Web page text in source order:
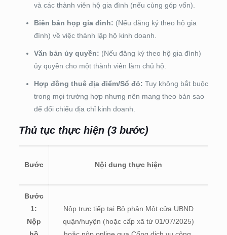
và các thành viên hộ gia đình (nếu cùng góp vốn).
Biên bản họp gia đình: (Nếu đăng ký theo hộ gia
đình) về việc thành lập hộ kinh doanh.
Văn bản ủy quyền: (Nếu đăng ký theo hộ gia đình)
ủy quyền cho một thành viên làm chủ hộ.
Hợp đồng thuê địa điểm/Sổ đỏ: Tuy không bắt buộc
trong mọi trường hợp nhưng nên mang theo bản sao
để đối chiếu địa chỉ kinh doanh.
Thủ tục thực hiện (3 bước)
Bước Nội dung thực hiện
Bước
1:
Nộp
Nộp trực tiếp tại Bộ phận Một cửa UBND
quận/huyện (hoặc cấp xã từ 01/07/2025)